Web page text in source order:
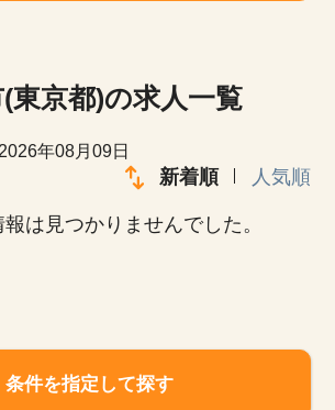
情報
東京都)の求人一覧
年08月09日
新着順 人気順
は見つかりませんでした。
条件を指定して探す
中国・四国